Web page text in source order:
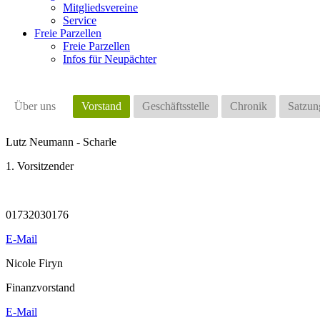
Mitgliedsvereine
Service
Freie Parzellen
Freie Parzellen
Infos für Neupächter
Über uns Vorstand Geschäftsstelle Chronik
Lutz Neumann - Scharle
1. Vorsitzender
01732030176
E-Mail
Nicole Firyn
Finanzvorstand
E-Mail